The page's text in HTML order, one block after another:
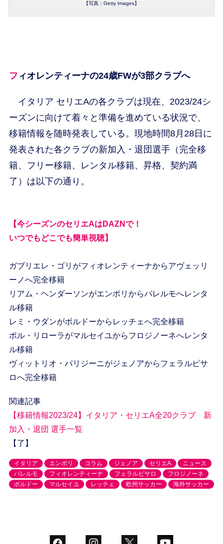
【写真：Getty Images】
フィオレンティーナの24歳FWが3部クラブへ
イタリア セリエAの各クラブは現在、2023/24シ
ーズンに向けて着々と準備を進めている状況で、
移籍情報を随時発表している。現地時間8月28日に
発表された各クラブの新加入・退団選手（完全移
籍、フリー移籍、レンタル移籍、昇格、契約満
了）は以下の通り。
【今シーズンのセリエAはDAZNで！
いつでもどこでも簡単視聴】
ガブリエレ・ゴリがフィオレンティーナからアヴェッリ
ーノへ完全移籍
リアム・ヘンダーソンがエンポリからパレルモへレンタ
ル移籍
レミ・ウダンがボルドーからレッチェへ完全移籍
ポル・リローラがマルセイユからフロジノーネへレンタ
ル移籍
ヴィットリオ・パリジーニがジェノアからフェラルピサ
ロへ完全移籍
関連記事
【移籍情報2023/24】イタリア・セリエA全20クラブ 新
加入・退団 選手一覧
【了】
イタリア エンポリ コラム ジェノア セリエA
ニュース
パレルモ
フィオレンティーナ フェラルピサロ
フロジノーネ
ボルドー
マルセイユ レッチェ 欧州サッカー 海外サッカー